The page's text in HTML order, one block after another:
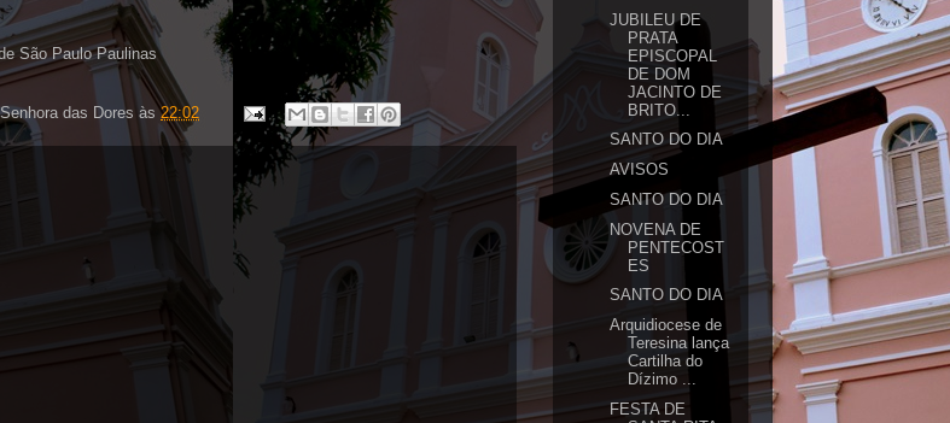
São Paulo Paulinas
das Dores às22:02
JUBILEU DE
PRATA
EPISCOPAL
DE DOM
JACINTO DE
BRITO...
SANTO DO DIA
AVISOS
SANTO DO DIA
NOVENA DE
PENTECOST
ES
SANTO DO DIA
Arquidiocese de
Teresina lança
Cartilha do
Dízimo ...
FESTA DE